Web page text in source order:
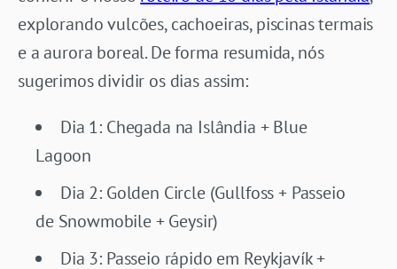
explorando vulcões, cachoeiras, piscinas termais
e a aurora boreal. De forma resumida, nós
sugerimos dividir os dias assim:
Dia 1: Chegada na Islândia + Blue
Lagoon
Dia 2: Golden Circle (Gullfoss + Passeio
de Snowmobile + Geysir)
Dia 3: Passeio rápido em Reykjavík +